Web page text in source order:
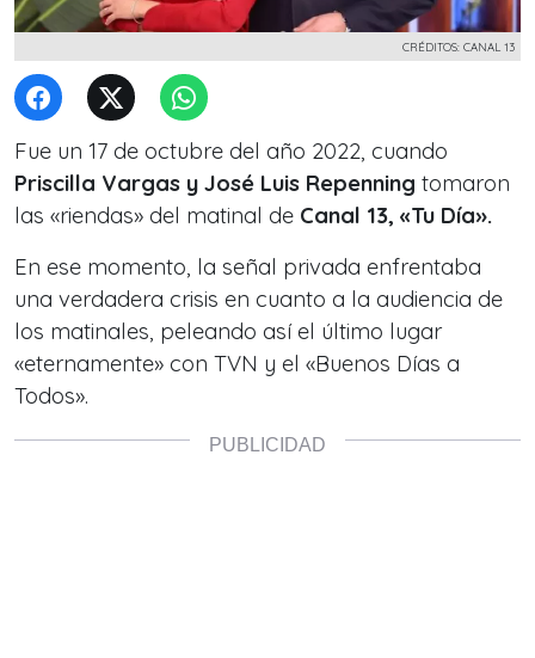
CRÉDITOS: CANAL 13
Fue un 17 de octubre del año 2022, cuando
Priscilla Vargas y José Luis Repenning tomaron
las «riendas» del matinal de Canal 13, «Tu Día».
En ese momento, la señal privada enfrentaba
una verdadera crisis en cuanto a la audiencia de
los matinales, peleando así el último lugar
«eternamente» con TVN y el «Buenos Días a
Todos».